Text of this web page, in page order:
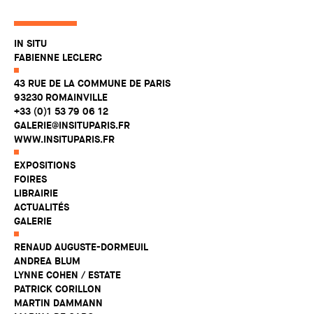
IN SITU
FABIENNE LECLERC
43 RUE DE LA COMMUNE DE PARIS
93230 ROMAINVILLE
+33 (0)1 53 79 06 12
GALERIE@INSITUPARIS.FR
WWW.INSITUPARIS.FR
EXPOSITIONS
FOIRES
LIBRAIRIE
ACTUALITÉS
GALERIE
RENAUD AUGUSTE-DORMEUIL
ANDREA BLUM
LYNNE COHEN / ESTATE
PATRICK CORILLON
MARTIN DAMMANN